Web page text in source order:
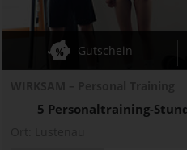
5 Personaltraining-
Gutschein